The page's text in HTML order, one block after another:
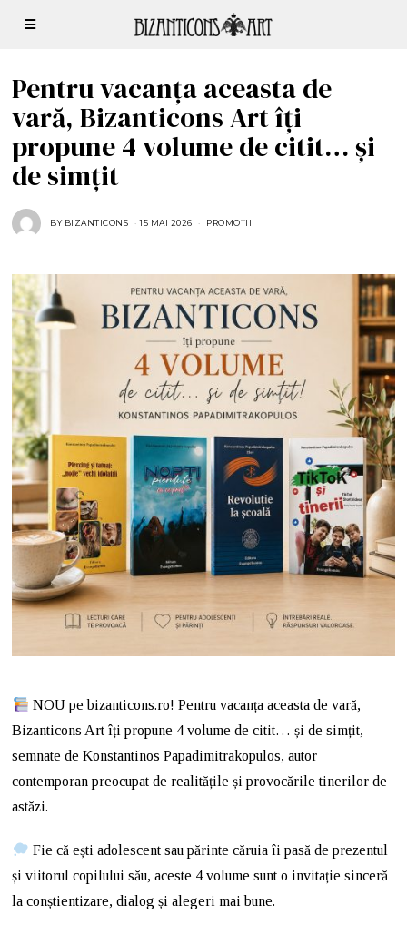
Pentru vacanța aceasta de
vară, Bizanticons Art îți
propune 4 volume de citit… și
de simțit
BY BIZANTICONS 15 MAI 2026
2
0
2
6
PROMOȚII
NOU pe bizanticons.ro! Pentru vacanța aceasta de vară,
Bizanticons Art îți propune 4 volume de citit… și de simțit,
semnate de Konstantinos Papadimitrakopulos, autor
contemporan preocupat de realitățile și provocările tinerilor de
astăzi.
Fie că ești adolescent sau părinte căruia îi pasă de prezentul
și viitorul copilului său, aceste 4 volume sunt o invitație sinceră
la conștientizare, dialog și alegeri mai bune.